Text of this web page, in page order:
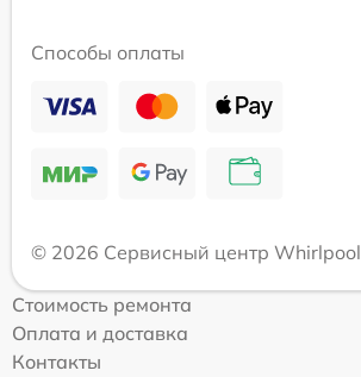
Способы оплаты
© 2026 Сервисный центр Whirlpool
Стоимость ремонта
Оплата и доставка
Контакты